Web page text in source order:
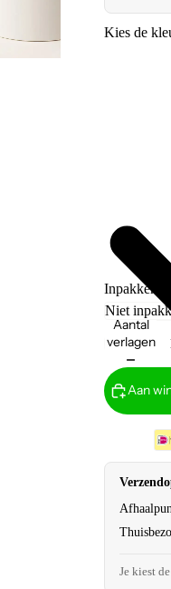
Kies de
Inpakken?
Aantal
verlagen
Aan
Je kiest